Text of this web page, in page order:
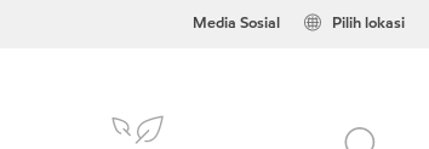
Pilih lokasi
Media Sosial